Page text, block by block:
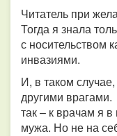
Читатель при
Тогда я знала
с носительством
инвазиями.
И, в таком
другими
так – к врачам я
мужа. Но не на